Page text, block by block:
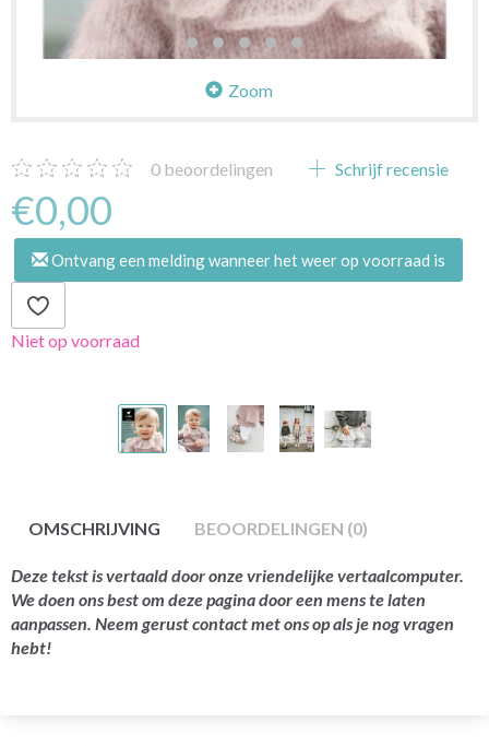
Zoom
0 beoordelingen Schrijf recensie
€0,00
Ontvang een melding wanneer het weer op voorraad is
Niet op voorraad
OMSCHRIJVING BEOORDELINGEN (0)
Deze tekst is vertaald door onze vriendelijke vertaalcomputer.
We doen ons best om deze pagina door een mens te laten
aanpassen. Neem gerust contact met ons op als je nog vragen
hebt!